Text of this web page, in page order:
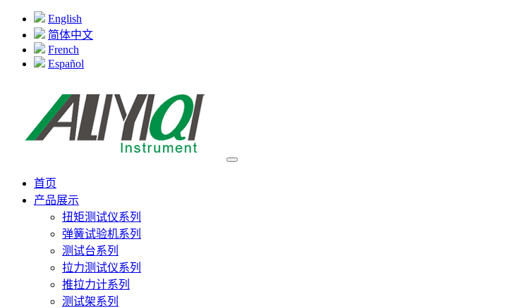
English
简体中文
French
Español
首页
产品展示
扭矩测试仪系列
弹簧试验机系列
测试台系列
拉力测试仪系列
推拉力计系列
测试架系列